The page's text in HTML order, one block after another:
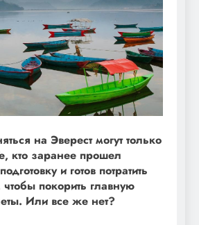
на Эверест могут только
кто заранее прошел
и готов потратить
покорить главную
Или все же нет?